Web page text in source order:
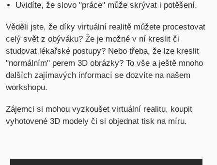
Uvidíte, že slovo "práce" může skrývat i potěšení.
Věděli jste, že díky virtuální realitě můžete procestovat
celý svět z obýváku? Že je možné v ní kreslit či
studovat lékařské postupy? Nebo třeba, že lze kreslit
"normálním" perem 3D obrázky? To vše a ještě mnoho
dalších zajímavých informací se dozvíte na našem
workshopu.
Zájemci si mohou vyzkoušet virtuální realitu, koupit
vyhotovené 3D modely či si objednat tisk na míru.